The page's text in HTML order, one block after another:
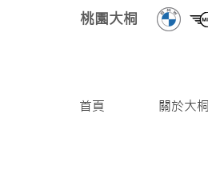
桃園大桐
首頁 關於大桐